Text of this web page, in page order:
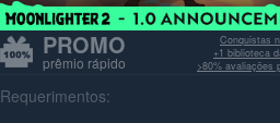
PROMO
prêmio rápido
Conquistas
+1 biblioteca
>80% avaliações
Requerimentos: